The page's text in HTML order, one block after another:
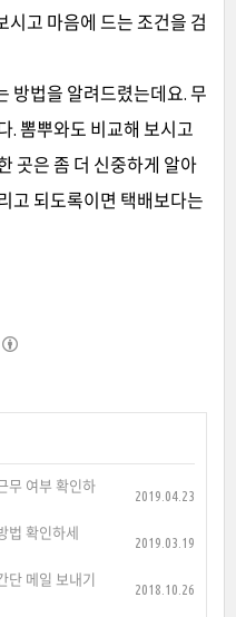
고 마음에 드는 조건을 검
방법을 알려드렸는데요. 무
. 뽐뿌와도 비교해 보시고
곳은 좀 더 신중하게 알아
고 되도록이면 택배보다는
무 여부 확인하
2019.04.23
법 확인하세
2019.03.19
단 메일 보내기
2018.10.26